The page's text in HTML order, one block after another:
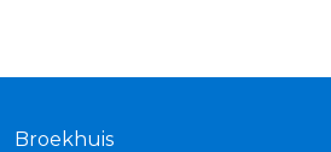
Broekhuis